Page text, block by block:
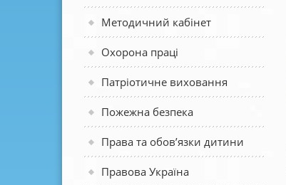
Методичний кабінет
Охорона праці
Патріотичне виховання
Пожежна безпека
Права та обов’язки дитини
Правова Україна